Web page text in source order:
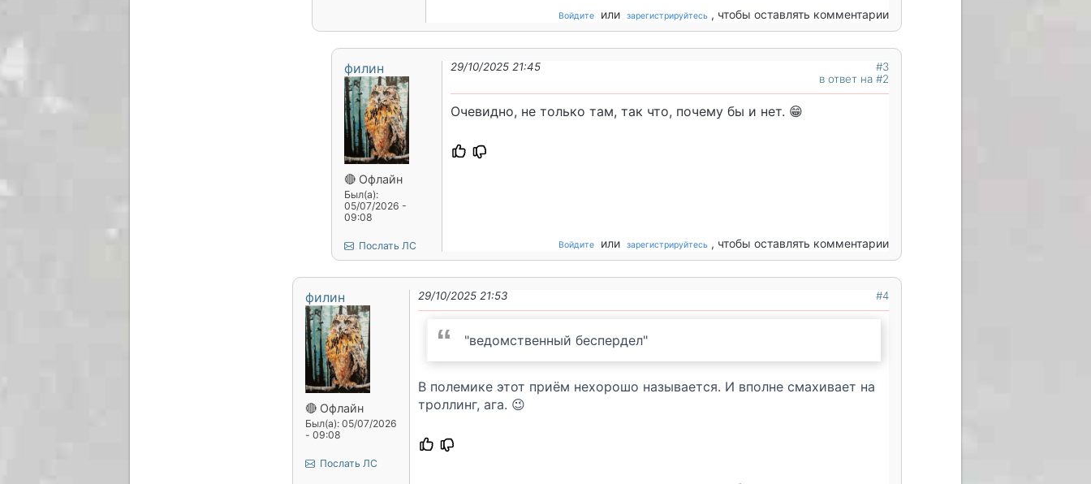
Войдите или зарегистрируйтесь , чтобы оставлять комментарии
филин
🔴 Офлайн
Был(а):
05/07/2026 -
09:08
Послать ЛС
29/10/2025 21:45
#3
в ответ на #2
Очевидно, не только там, так что, почему бы и нет. 😁
Войдите или зарегистрируйтесь , чтобы оставлять комментарии
филин
🔴 Офлайн
Был(а): 05/07/2026
- 09:08
Послать ЛС
29/10/2025 21:53 #4
"ведомственный беспердел"
В полемике этот приём нехорошо называется. И вполне смахивает на
троллинг, ага. 😉